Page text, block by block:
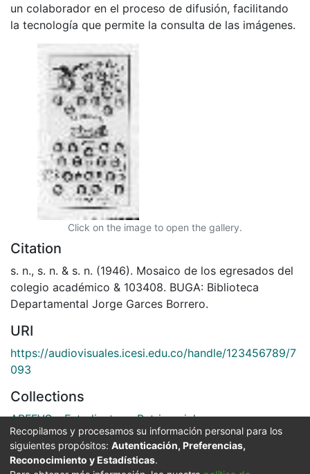
un colaborador en el proceso de difusión, facilitando
la tecnología que permite la consulta de las imágenes.
Click on the image to open the gallery.
Citation
s. n., s. n. & s. n. (1946). Mosaico de los egresados del
colegio académico & 103408. BUGA: Biblioteca
Departamental Jorge Garces Borrero.
URI
https://audiovisuales.icesi.edu.co/handle/123456789/7
093
Collections
APFFVC - Estudiantes - Patrimonial
Full item page
Recopilamos y procesamos su información personal para los
siguientes propósitos: Autenticación, Preferencias,
Reconocimiento y Estadísticas.